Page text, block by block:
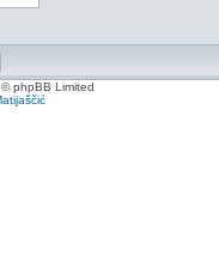
phpBB Limited